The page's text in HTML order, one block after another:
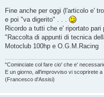
Fine anche per oggi (l'articolo e'
e poi "va digerito" . . .
Ricordo a tutti che e' riportato pari
"Raccolta di appunti di tecnica
Motoclub 100hp e O.G.M.Racing
"Cominciate col fare cio' che e'
E un giorno, all'improvviso vi scoprirete
(Francesco d'Assisi)